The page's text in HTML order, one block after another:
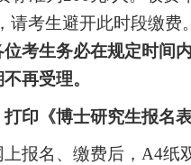
请考生避开此时段缴费。
考生务必在规定时间
再受理。
打印《博士研究生报名表
上报名、缴费后，A4纸